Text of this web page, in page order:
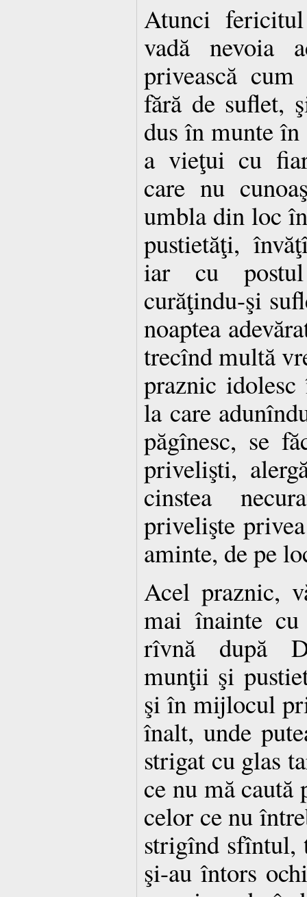
Atunci
vadă nevoia
privească
fără de suflet,
dus în munte
a vieţui cu
care nu
umbla din loc
pustietăţi,
iar cu
curăţindu-şi
noaptea
trecînd multă
praznic idolesc
la care
păgînesc, se
privelişti,
cinstea
privelişte
aminte, de pe
Acel praznic,
mai înainte
rîvnă după
munţii şi
şi în mijlocul
înalt, unde
strigat cu glas
ce nu mă caută
celor ce nu
strigînd sfîntul,
şi-au întors